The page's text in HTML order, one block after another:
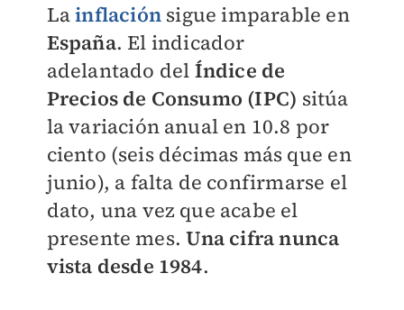
Lainflaciónsigue imparable en
España. El indicador
adelantado del Índice de
Precios de Consumo (IPC) sitúa
la variación anual en 10.8 por
ciento (seis décimas más que en
junio), a falta de confirmarse el
dato, una vez que acabe el
presente mes.Una cifra nunca
vista desde 1984.